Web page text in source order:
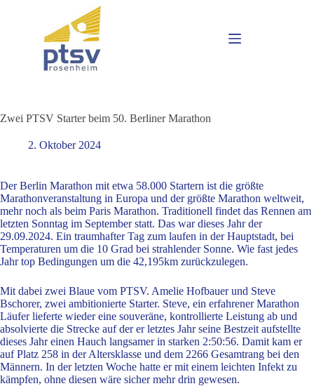
Zwei PTSV Starter beim 50. Berliner Marathon
2. Oktober 2024
Der Berlin Marathon mit etwa 58.000 Startern ist die größte
Marathonveranstaltung in Europa und der größte Marathon weltweit,
mehr noch als beim Paris Marathon. Traditionell findet das Rennen am
letzten Sonntag im September statt. Das war dieses Jahr der
29.09.2024. Ein traumhafter Tag zum laufen in der Hauptstadt, bei
Temperaturen um die 10 Grad bei strahlender Sonne. Wie fast jedes
Jahr top Bedingungen um die 42,195km zurückzulegen.
Mit dabei zwei Blaue vom PTSV. Amelie Hofbauer und Steve
Bschorer, zwei ambitionierte Starter. Steve, ein erfahrener Marathon
Läufer lieferte wieder eine souveräne, kontrollierte Leistung ab und
absolvierte die Strecke auf der er letztes Jahr seine Bestzeit aufstellte
dieses Jahr einen Hauch langsamer in starken 2:50:56. Damit kam er
auf Platz 258 in der Altersklasse und dem 2266 Gesamtrang bei den
Männern. In der letzten Woche hatte er mit einem leichten Infekt zu
kämpfen, ohne diesen wäre sicher mehr drin gewesen.